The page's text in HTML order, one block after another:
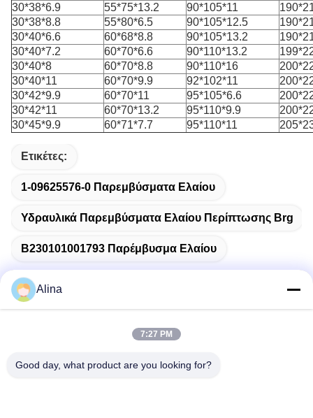
30*38*6.9
55*75*13.2 90*105*11
30*38*8.8
55*80*6.5 90*105*12.5
30*40*6.6
60*68*8.8 90*105*13.2
30*40*7.2
60*70*6.6 90*110*13.2
30*40*8
60*70*8.8 90*110*16
30*40*11
60*70*9.9 92*102*11
30*42*9.9
60*70*11 95*105*6.6
30*42*11
60*70*13.2 95*110*9.9
30*45*9.9
60*71*7.7 95*110*11
Ετικέτες:
1-09625576-0 Παρεμβύσματα Ελαίου
Υδραυλικά Παρεμβύσματα Ελαίου Περίπτωσης Brg
B230101001793 Παρέμβυσμα Ελαίου
Γρήγορη επικοινωνία
Διεύθυνση
Alina
7:27 PM
Good day, what product are you looking for?